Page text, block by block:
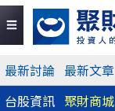
最新討論 最新文章
台股資訊 聚財商城